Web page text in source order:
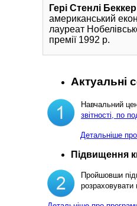
Гері Стенлі Беккер
американський
лауреат
премії 1992 р.
Актуальні
Навчальний
звітності, по
Детальніше
Підвищення
Пройшовши